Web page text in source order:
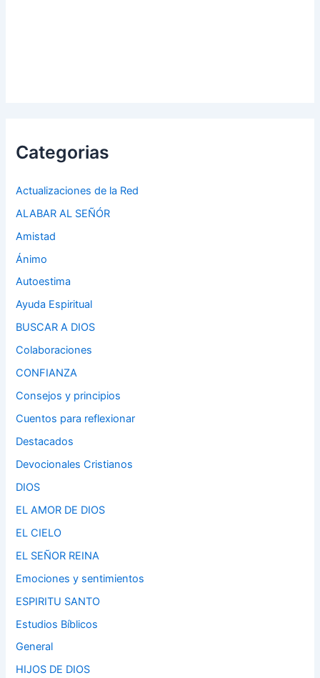
Categorias
Actualizaciones de la Red
ALABAR AL SEÑÓR
Amistad
Ánimo
Autoestima
Ayuda Espiritual
BUSCAR A DIOS
Colaboraciones
CONFIANZA
Consejos y principios
Cuentos para reflexionar
Destacados
Devocionales Cristianos
DIOS
EL AMOR DE DIOS
EL CIELO
EL SEÑOR REINA
Emociones y sentimientos
ESPIRITU SANTO
Estudios Bíblicos
General
HIJOS DE DIOS